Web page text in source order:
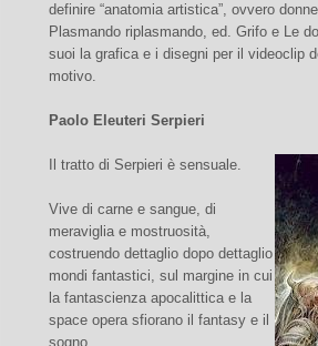
definire “anatomia artistica”, ovvero
Plasmando riplasmando, ed. Grifo e Le
suoi la grafica e i disegni per il videoclip
motivo.
Paolo Eleuteri Serpieri
Il tratto di Serpieri è sensuale.
Vive di carne e sangue, di
meraviglia e mostruosità,
costruendo dettaglio dopo dettaglio
mondi fantastici, sul margine in cui
la fantascienza apocalittica e la
space opera sfiorano il fantasy e il
sogno.